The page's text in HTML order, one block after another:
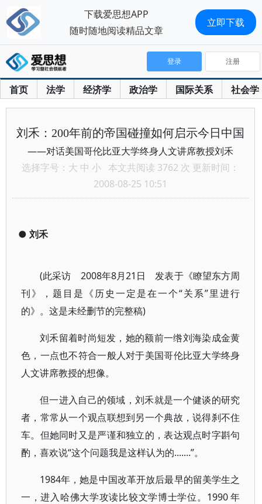
首页 法学 经济学 政治学 国际关系 社会学
登录 注册
刘禾：200年前的帝国碰撞如何启示今日中国
——对话美国哥伦比亚大学终身人文讲席教授刘禾
选择字号： 大 中 小 本文共阅读 3762 次 更新时间：
2008-08-25 10:51
● 刘禾
(此采访 2008年8月21日 发表于《瞭望东方周
刊》，题目是《历史一定是在一个“关系”里进行
的》。这是未经删节的完整稿)
刘禾留着时尚短发，她的额前一绺刘海染成金黄
色，一点也不符合一般人对于美国哥伦比亚大学终身
人文讲席教授的想像。
但一进入自己的领域，刘禾就是一个健谈的研究
者，常常从一个观点联想到另一个典故，说得刹不住
车。但她同时又是严谨和独立的，表达观点时字斟句
酌，喜欢说“这个问题我是这样认为的.......”。
1984年，她是中国改革开放后最早的留美学生之
一，进入哈佛大学攻读比较文学博士学位。1990 年
下载爱思想APP
随时随地阅读精品文章
立即下载